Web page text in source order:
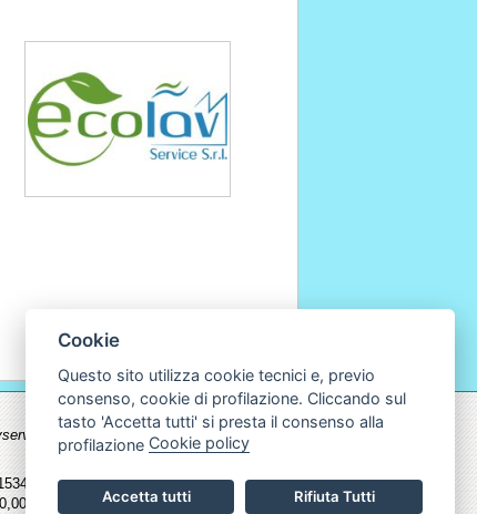
non possono essere
- Fax 011/9715598 | Cf. P.Iva
I.v.
Cookie
Questo sito utilizza cookie tecnici e, previo
consenso, cookie di profilazione. Cliccando sul
tasto 'Accetta tutti' si presta il consenso alla
profilazione Cookie policy
Accetta tutti Rifiuta Tutti